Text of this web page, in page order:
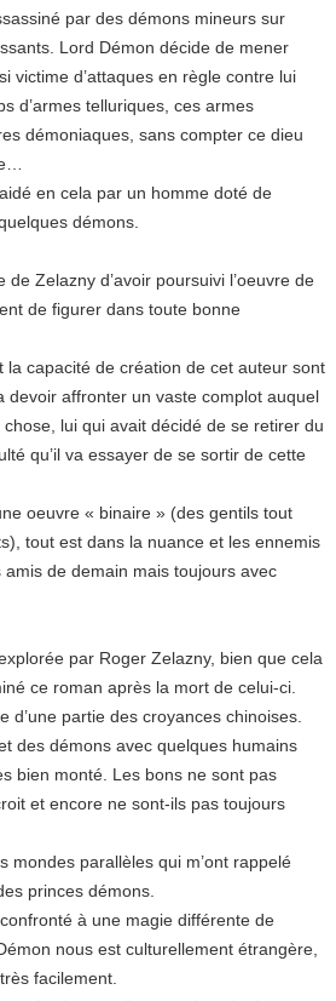
par des démons mineurs sur
Lord Démon décide de mener
victime d’attaques en règle contre lui
d’armes telluriques, ces armes
démoniaques, sans compter ce dieu
en cela par un homme doté de
démons.
Zelazny d’avoir poursuivi l’oeuvre de
de figurer dans toute bonne
la capacité de création de cet auteur sont
devoir affronter un vaste complot auquel
lui qui avait décidé de se retirer du
qu’il va essayer de se sortir de cette
oeuvre « binaire » (des gentils tout
tout est dans la nuance et les ennemis
amis de demain mais toujours avec
par Roger Zelazny, bien que cela
ce roman après la mort de celui-ci.
d’une partie des croyances chinoises.
des démons avec quelques humains
bien monté. Les bons ne sont pas
et encore ne sont-ils pas toujours
mondes parallèles qui m’ont rappelé
princes démons.
à une magie différente de
nous est culturellement étrangère,
facilement.